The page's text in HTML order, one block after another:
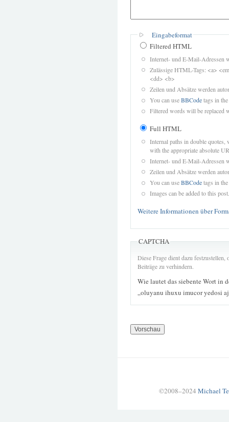
Eingabeformat
Filtered HTML
Internet- und E-Mail-Adressen
Zulässige HTML-Tags: <a>
<dd> <b>
Zeilen und Absätze werden
You can useBBCodetags in
Filtered words will be replaced
Full HTML
Internal paths in double quotes,
with the appropriate absolute
Internet- und E-Mail-Adressen
Zeilen und Absätze werden
You can useBBCodetags in
Images can be added to this post.
Weitere Informationen über
CAPTCHA
Diese Frage dient dazu
Beiträge zu verhindern.
Wie lautet das siebente Wort in
„oluyanu ihuxu imucor yedosi
©2008–2024 Michael